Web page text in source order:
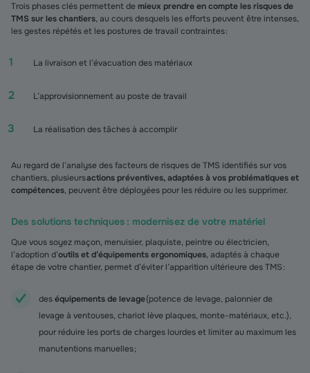
Trois phases clés permettent demieux prendre en compte les risques de
TMS sur les chantiers, au cours desquels les efforts peuvent être intenses,
les gestes répétés et les postures de travail contraintes :
La livraison et l’évacuation des matériaux
L’approvisionnement au poste de travail
La réalisation des tâches à accomplir
Au regard de l’analyse des facteurs de risques de TMS identifiés sur vos
chantiers, plusieursactions préventives, adaptées à vos problématiques et
compétences, peuvent être déployées pour les réduire ou les supprimer.
Des solutions techniques : modernisez de votre matériel
Que vous soyez maçon, menuisier, plaquiste, peintre ou électricien,
l’adoption d’outils et d’équipements ergonomiques, adaptés à chaque
étape de votre chantier, permet d’éviter l’apparition ultérieure des TMS :
deséquipements de levage(potence de levage, palonnier de
levage à ventouses, chariot lève plaques, monte-matériaux, etc.),
pour réduire les ports de charges lourdes et limiter au maximum les
manutentions manuelles ;